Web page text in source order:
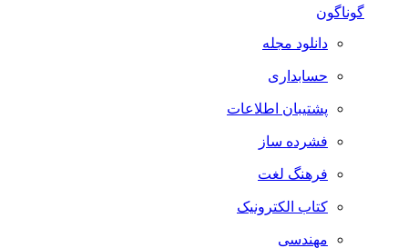
گوناگون
دانلود مجله
حسابداری
پشتیبان اطلاعات
فشرده ساز
فرهنگ لغت
کتاب الکترونیک
مهندسی